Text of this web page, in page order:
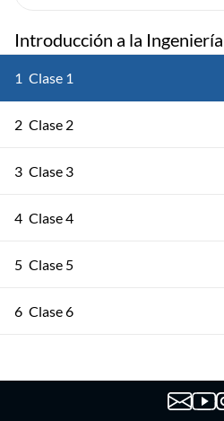
Introducción a la
1 Clase 1
2 Clase 2
3 Clase 3
4 Clase 4
5 Clase 5
6 Clase 6